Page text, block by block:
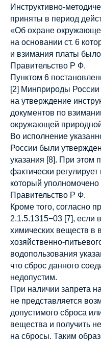
Инструктивно-
приняты в период
«Об охране
на основании ст. 6
и взимания платы
Правительство Р Ф.
Пунктом 6
[2] Минприроды
на утверждение
документов по
окружающей
Во исполнение
России были
указания [8]. При этом
фактически
который уполномочено
Правительство Р Ф.
Кроме того, согласно
2.1.5.1315−03 [7], если
химических веществ в
хозяйственно-
водопользования
что сброс данного
недопустим.
При наличии запрета
не представляется
допустимого сброса
вещества и получить
на сбросы. Таким